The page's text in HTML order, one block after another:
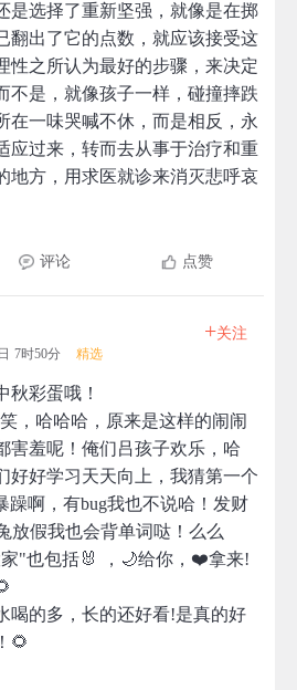
是选择了重新坚强，就像是在掷
翻出了它的点数，就应该接受这
性之所认为最好的步骤，来决定
不是，就像孩子一样，碰撞摔跌
在一味哭喊不休，而是相反，永
应过来，转而去从事于治疗和重
地方，用求医就诊来消灭悲呼哀
评论 点赞
7时50分 精选
+关注
秋彩蛋哦！
，哈哈哈，原来是这样的闹闹
害羞呢！俺们吕孩子欢乐，哈
好好学习天天向上，我猜第一个
躁啊，有bug我也不说哈！发财
放假我也会背单词哒！么么
"也包括🐰 ，🌙给你，❤️拿来!
喝的多，长的还好看!是真的好
🌻